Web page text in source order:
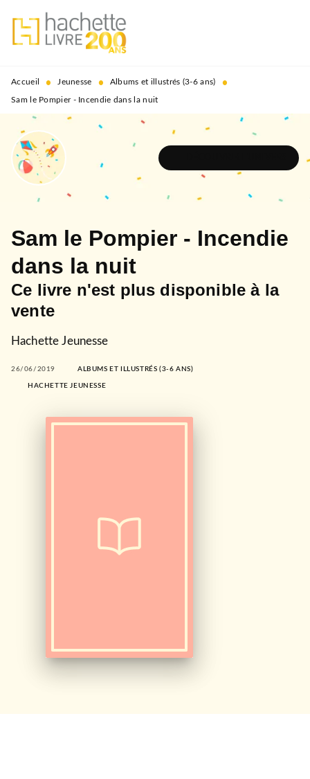
MENU RECHERCHE
PIED DE PAGE
Accueil • Jeunesse • Albums et illustrés (3-6 ans) •
Sam le Pompier - Incendie dans la nuit
Sam le Pompier - Incendie
dans la nuit
Ce livre n'est plus disponible à la
vente
Hachette Jeunesse
26/06/2019 ALBUMS ET ILLUSTRÉS (3-6 ANS)
HACHETTE JEUNESSE